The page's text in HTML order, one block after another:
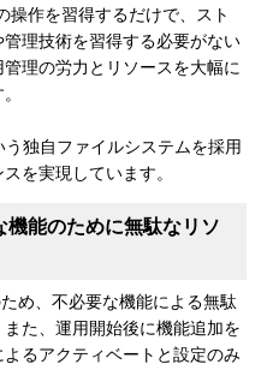
操作を習得するだけで、スト
理技術を習得する必要がない
理の労力とリソースを大幅に
独自ファイルシステムを採用
を実現しています。
能のために無駄なリソ
め、不必要な機能による無駄
た、運用開始後に機能追加を
るアクティベートと設定のみ